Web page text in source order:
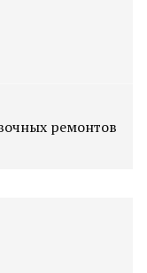
ремонтов